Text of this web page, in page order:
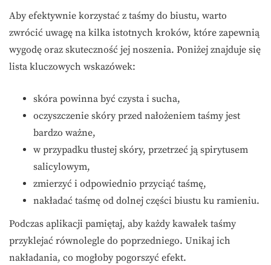
Aby efektywnie korzystać z taśmy do biustu, warto
zwrócić uwagę na kilka istotnych kroków, które zapewnią
wygodę oraz skuteczność jej noszenia. Poniżej znajduje się
lista kluczowych wskazówek:
skóra powinna być czysta i sucha,
oczyszczenie skóry przed nałożeniem taśmy jest
bardzo ważne,
w przypadku tłustej skóry, przetrzeć ją spirytusem
salicylowym,
zmierzyć i odpowiednio przyciąć taśmę,
nakładać taśmę od dolnej części biustu ku ramieniu.
Podczas aplikacji pamiętaj, aby każdy kawałek taśmy
przyklejać równolegle do poprzedniego. Unikaj ich
nakładania, co mogłoby pogorszyć efekt.